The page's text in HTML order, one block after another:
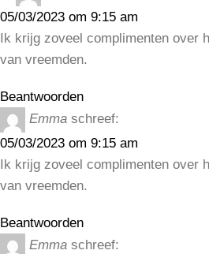
05/03/2023 om 9:15 am
Ik krijg zoveel complimenten over
van vreemden.
Beantwoorden
Emma schreef:
05/03/2023 om 9:15 am
Ik krijg zoveel complimenten over
van vreemden.
Beantwoorden
Emma schreef: